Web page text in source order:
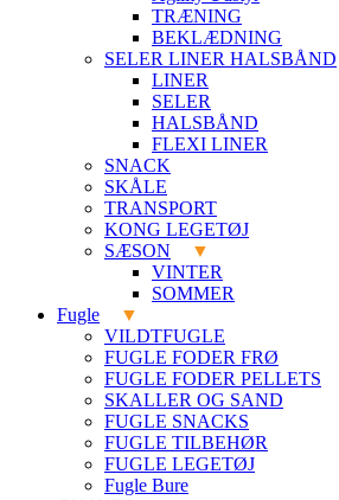
TRÆNING
BEKLÆDNING
SELER LINER HALSBÅND
LINER
SELER
HALSBÅND
FLEXI LINER
SNACK
SKÅLE
TRANSPORT
KONG LEGETØJ
SÆSON
VINTER
SOMMER
Fugle
VILDTFUGLE
FUGLE FODER FRØ
FUGLE FODER PELLETS
SKALLER OG SAND
FUGLE SNACKS
FUGLE TILBEHØR
FUGLE LEGETØJ
Fugle Bure